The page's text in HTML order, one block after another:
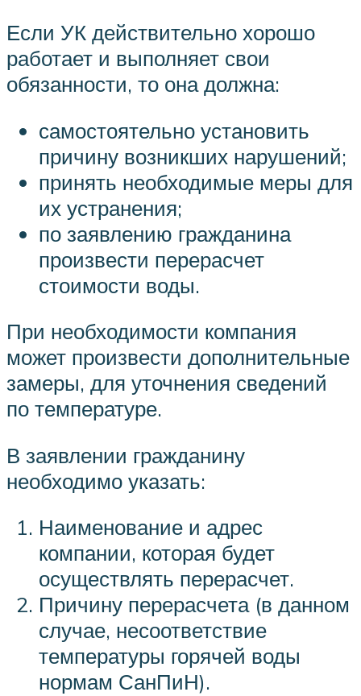
Если УК действительно хорошо
работает и выполняет свои
обязанности, то она должна:
самостоятельно установить
причину возникших нарушений;
принять необходимые меры для
их устранения;
по заявлению гражданина
произвести перерасчет
стоимости воды.
При необходимости компания
может произвести дополнительные
замеры, для уточнения сведений
по температуре.
В заявлении гражданину
необходимо указать:
Наименование и адрес
компании, которая будет
осуществлять перерасчет.
Причину перерасчета (в данном
случае, несоответствие
температуры горячей воды
нормам СанПиН).